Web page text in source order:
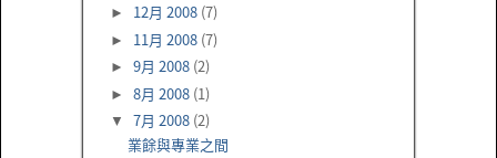
► 12月 2008 (7)
► 11月 2008 (7)
► 9月 2008 (2)
► 8月 2008 (1)
▼ 7月 2008 (2)
業餘與專業之間